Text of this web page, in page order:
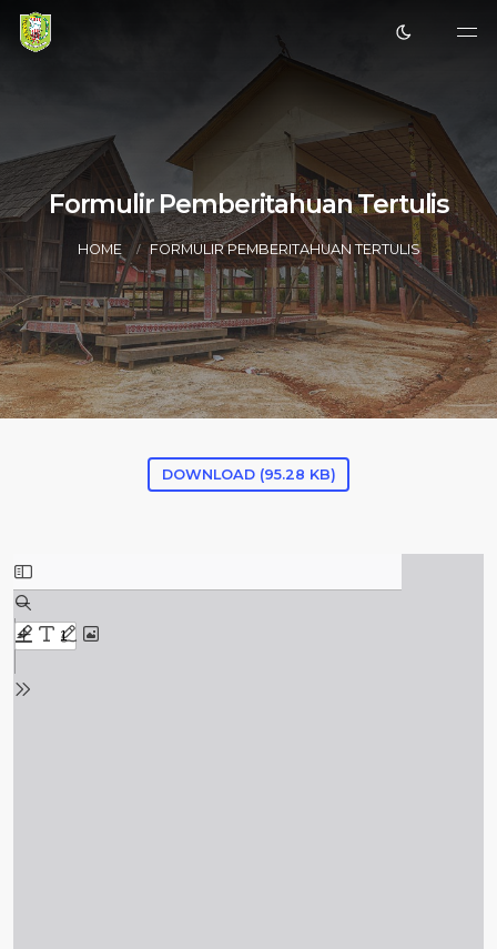
Formulir Pemberitahuan Tertulis
HOME FORMULIR PEMBERITAHUAN TERTULIS
DOWNLOAD (95.28 KB)